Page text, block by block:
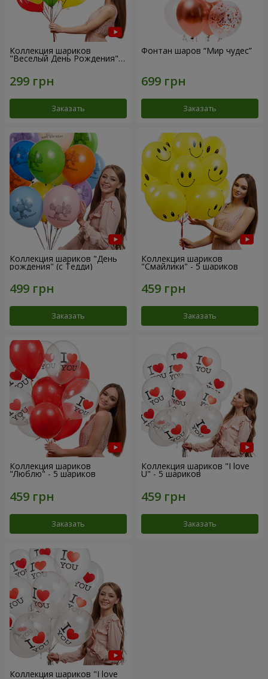
Коллекция шариков
"Веселый День Рождения" -
Заказать
Фонтан шаров “Мир чудес”
Заказать
Коллекция шариков "День
рождения" (с Тедди)
Заказать
Коллекция шариков
"Смайлики" - 5 шариков
Заказать
Коллекция шариков
"Люблю" - 5 шариков
Заказать
Коллекция шариков "I love
U" - 5 шариков
Заказать
Коллекция шариков "I love